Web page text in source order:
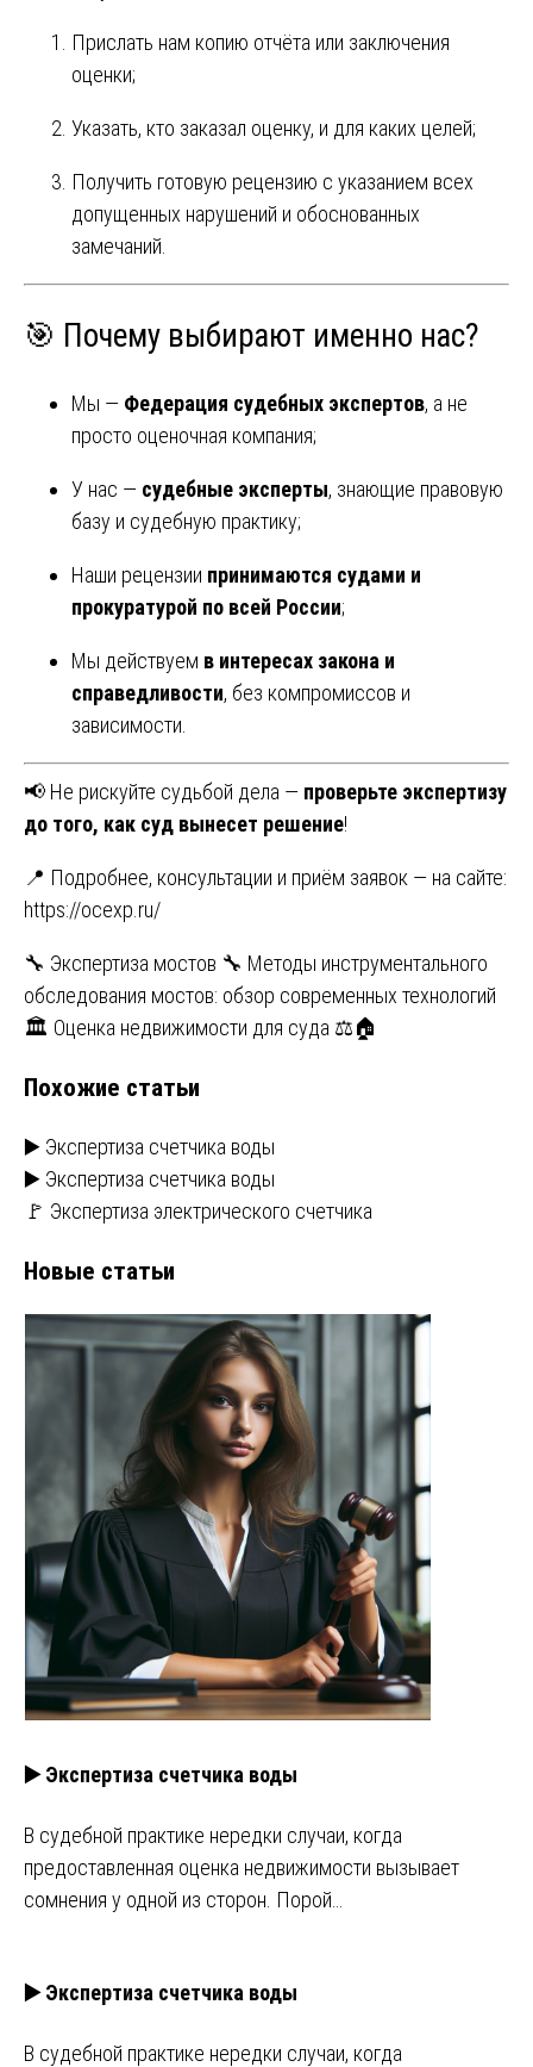
Прислать нам копию отчёта или заключения
оценки;
Указать, кто заказал оценку, и для каких целей;
Получить готовую рецензию с указанием всех
допущенных нарушений и обоснованных
замечаний.
🎯 Почему выбирают именно нас?
Мы — Федерация судебных экспертов, а не
просто оценочная компания;
У нас — судебные эксперты, знающие правовую
базу и судебную практику;
Наши рецензии принимаются судами и
прокуратурой по всей России;
Мы действуем в интересах закона и
справедливости, без компромиссов и
зависимости.
📢 Не рискуйте судьбой дела — проверьте экспертизу
до того, как суд вынесет решение!
📍 Подробнее, консультации и приём заявок — на сайте:
https://ocexp.ru/
Навигация
по
🔧 Экспертиза мостов 🔧 Методы инструментального
обследования мостов: обзор современных технологий
🏛️ Оценка недвижимости для суда ⚖️🏠
Похожие статьи
▶️ Экспертиза счетчика воды
▶️ Экспертиза счетчика воды
🚩 Экспертиза электрического счетчика
Новые статьи
▶️ Экспертиза счетчика воды
В судебной практике нередки случаи, когда
предоставленная оценка недвижимости вызывает
сомнения у одной из сторон. Порой…
▶️ Экспертиза счетчика воды
В судебной практике нередки случаи, когда